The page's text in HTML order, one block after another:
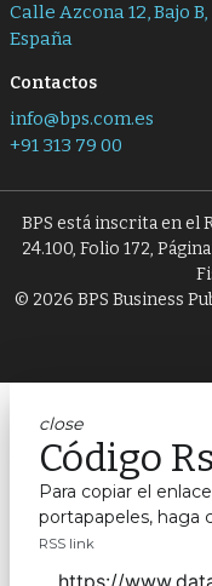
Calle Azcona 12, Bajo
España
Contactos
info@bps.com.es
+91 313 79 00
BPS está inscrita en el
24.100, Folio 172,
© 2026 BPS Business
close
Código
Para copiar el
portapapeles, haga
RSS link